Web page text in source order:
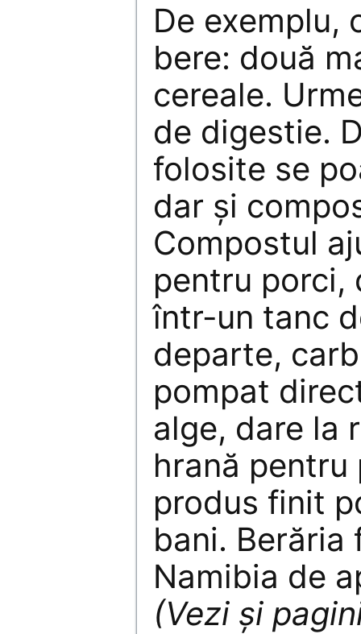
De exemplu,
bere: două
cereale.
de digestie.
folosite se
dar şi
Compostul
pentru porci,
într-un tanc
departe,
pompat
alge, dare la
hrană pentru
produs finit
bani. Berăria
Namibia de
(Vezi şi